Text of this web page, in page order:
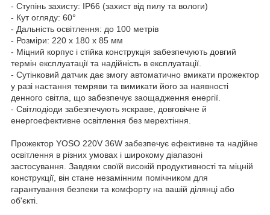
- Ступінь захисту: IP66 (захист від пилу та вологи)
- Кут огляду: 60°
- Дальність освітлення: до 100 метрів
- Розміри: 220 х 180 х 85 мм
- Міцний корпус і стійка конструкція забезпечують довгий
термін експлуатації та надійність в експлуатації.
- Сутінковий датчик дає змогу автоматично вмикати прожектор
у разі настання темряви та вимикати його за наявності
денного світла, що забезпечує заощадження енергії.
- Світлодіоди забезпечують яскраве, довговічне й
енергоефективне освітлення без мерехтіння.
Прожектор YOSO 220V 36W забезпечує ефективне та надійне
освітлення в різних умовах і широкому діапазоні
застосування. Завдяки своїй високій продуктивності та міцній
конструкції, він стане незамінним помічником для
гарантування безпеки та комфорту на вашій ділянці або
об'єкті.